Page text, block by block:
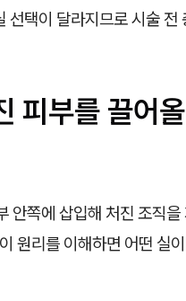
선택이 달라지므로 시술
피부를 끌어
안쪽에 삽입해 처진 조직
원리를 이해하면 어떤 실